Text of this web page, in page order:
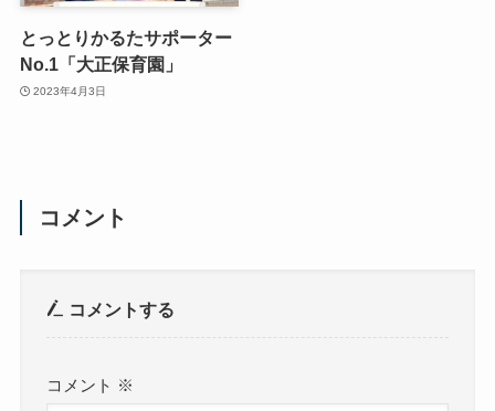
とっとりかるたサポーター
No.1「大正保育園」
2023年4月3日
コメント
コメントする
コメント ※